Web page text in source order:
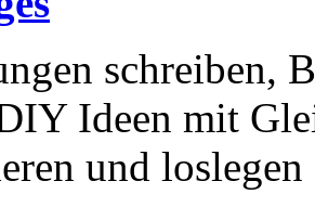
schreiben,
Ideen mit
und loslegen